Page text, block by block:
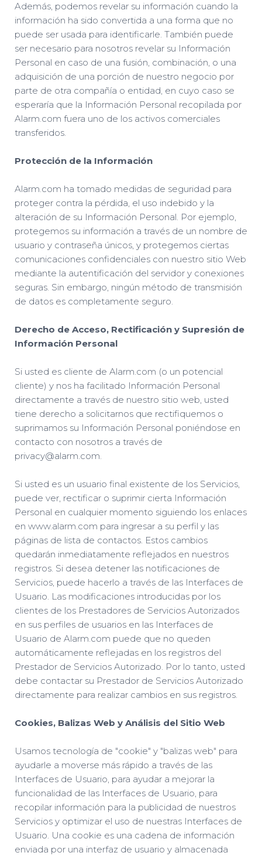
Además, podemos revelar su información cuando la
información ha sido convertida a una forma que no
puede ser usada para identificarle. También puede
ser necesario para nosotros revelar su Información
Personal en caso de una fusión, combinación, o una
adquisición de una porción de nuestro negocio por
parte de otra compañía o entidad, en cuyo caso se
esperaría que la Información Personal recopilada por
Alarm.com fuera uno de los activos comerciales
transferidos.
Protección de la Información
Alarm.com ha tomado medidas de seguridad para
proteger contra la pérdida, el uso indebido y la
alteración de su Información Personal. Por ejemplo,
protegemos su información a través de un nombre de
usuario y contraseña únicos, y protegemos ciertas
comunicaciones confidenciales con nuestro sitio Web
mediante la autentificación del servidor y conexiones
seguras. Sin embargo, ningún método de transmisión
de datos es completamente seguro.
Derecho de Acceso, Rectificación y Supresión de
Información Personal
Si usted es cliente de Alarm.com (o un potencial
cliente) y nos ha facilitado Información Personal
directamente a través de nuestro sitio web, usted
tiene derecho a solicitarnos que rectifiquemos o
suprimamos su Información Personal poniéndose en
contacto con nosotros a través de
privacy@alarm.com.
Si usted es un usuario final existente de los Servicios,
puede ver, rectificar o suprimir cierta Información
Personal en cualquier momento siguiendo los enlaces
en www.alarm.com para ingresar a su perfil y las
páginas de lista de contactos. Estos cambios
quedarán inmediatamente reflejados en nuestros
registros. Si desea detener las notificaciones de
Servicios, puede hacerlo a través de las Interfaces de
Usuario. Las modificaciones introducidas por los
clientes de los Prestadores de Servicios Autorizados
en sus perfiles de usuarios en las Interfaces de
Usuario de Alarm.com puede que no queden
automáticamente reflejadas en los registros del
Prestador de Servicios Autorizado. Por lo tanto, usted
debe contactar su Prestador de Servicios Autorizado
directamente para realizar cambios en sus registros.
Cookies, Balizas Web y Análisis del Sitio Web
Usamos tecnología de "cookie" y "balizas web" para
ayudarle a moverse más rápido a través de las
Interfaces de Usuario, para ayudar a mejorar la
funcionalidad de las Interfaces de Usuario, para
recopilar información para la publicidad de nuestros
Servicios y optimizar el uso de nuestras Interfaces de
Usuario. Una cookie es una cadena de información
enviada por una interfaz de usuario y almacenada